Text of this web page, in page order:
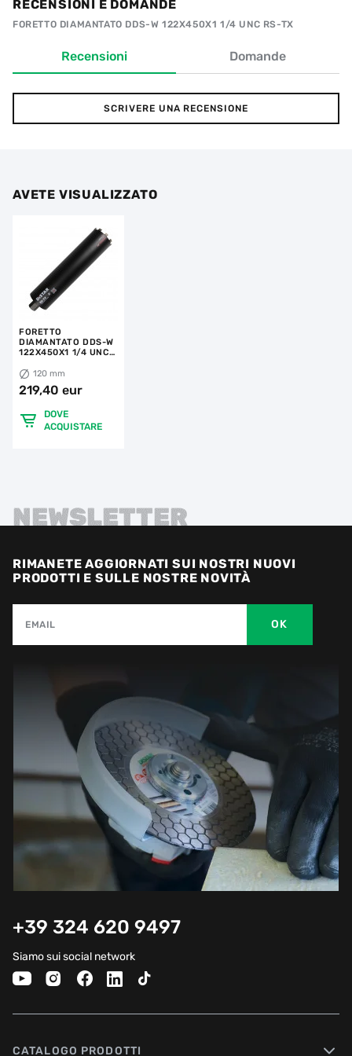
RECENSIONI E DOMANDE
FORETTO DIAMANTATO DDS-W 122X450X1 1/4 UNC RS-TX
Recensioni Domande
SCRIVERE UNA RECENSIONE
AVETE VISUALIZZATO
FORETTO
DIAMANTATO DDS-W
122X450X1 1/4 UNC
120 mm
219,40 eur
DOVE
ACQUISTARE
NEWSLETTER
RIMANETE AGGIORNATI SUI NOSTRI NUOVI
PRODOTTI E SULLE NOSTRE NOVITÀ
EMAIL OK
+39 324 620 9497
Siamo sui social network
CATALOGO PRODOTTI